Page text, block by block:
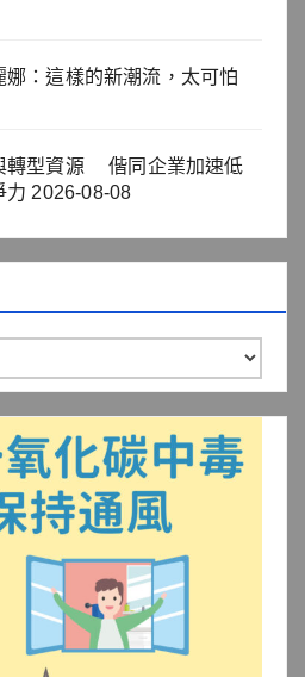
：這樣的新潮流，太可怕
轉型資源 偕同企業加速低
力 2026-08-08